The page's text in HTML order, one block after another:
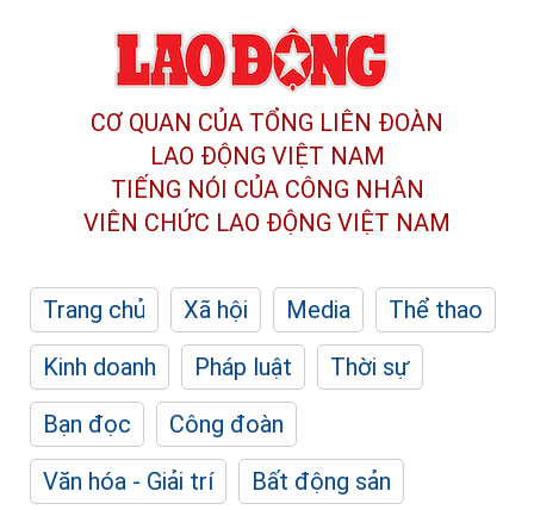
CƠ QUAN CỦA TỔNG LIÊN ĐOÀN
LAO ĐỘNG VIỆT NAM
TIẾNG NÓI CỦA CÔNG NHÂN
VIÊN CHỨC LAO ĐỘNG VIỆT NAM
Trang chủ Xã hội Media
Thể thao
Kinh doanh
Pháp luật
Thời sự
Bạn đọc
Công đoàn
Văn hóa - Giải trí
Bất động sản